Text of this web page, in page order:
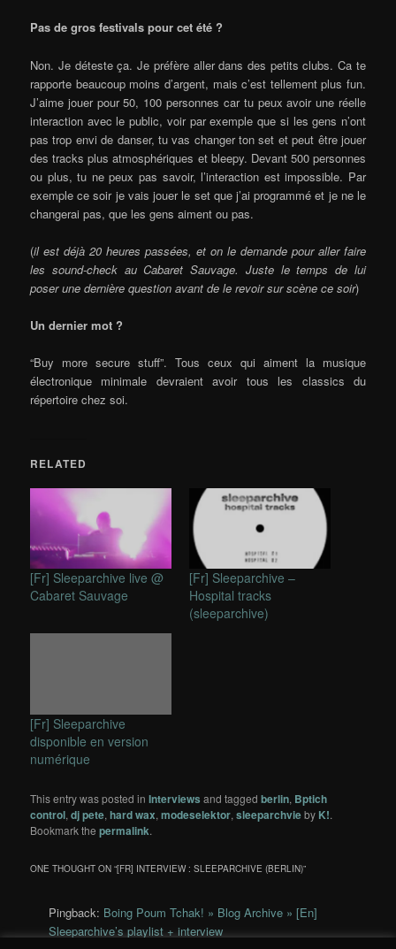
Pas de gros festivals pour cet été ?
Non. Je déteste ça. Je préfère aller dans des petits clubs. Ca te
rapporte beaucoup moins d’argent, mais c’est tellement plus fun.
J’aime jouer pour 50, 100 personnes car tu peux avoir une réelle
interaction avec le public, voir par exemple que si les gens n’ont
pas trop envi de danser, tu vas changer ton set et peut être jouer
des tracks plus atmosphériques et bleepy. Devant 500 personnes
ou plus, tu ne peux pas savoir, l’interaction est impossible. Par
exemple ce soir je vais jouer le set que j’ai programmé et je ne le
changerai pas, que les gens aiment ou pas.
(il est déjà 20 heures passées, et on le demande pour aller faire
les sound-check au Cabaret Sauvage. Juste le temps de lui
poser une dernière question avant de le revoir sur scène ce soir)
Un dernier mot ?
“Buy more secure stuff”. Tous ceux qui aiment la musique
électronique minimale devraient avoir tous les classics du
répertoire chez soi.
RELATED
[Fr] Sleeparchive live @
Cabaret Sauvage
[Fr] Sleeparchive –
Hospital tracks
(sleeparchive)
[Fr] Sleeparchive
disponible en version
numérique
This entry was posted inInterviews and taggedberlin, Bptich
control,dj pete,hard wax,modeselektor,sleeparchvieby K!.
Bookmark thepermalink.
ONE THOUGHT ON “[FR] INTERVIEW : SLEEPARCHIVE (BERLIN)”
Pingback: Boing Poum Tchak! » Blog Archive » [En]
Sleeparchive’s playlist + interview